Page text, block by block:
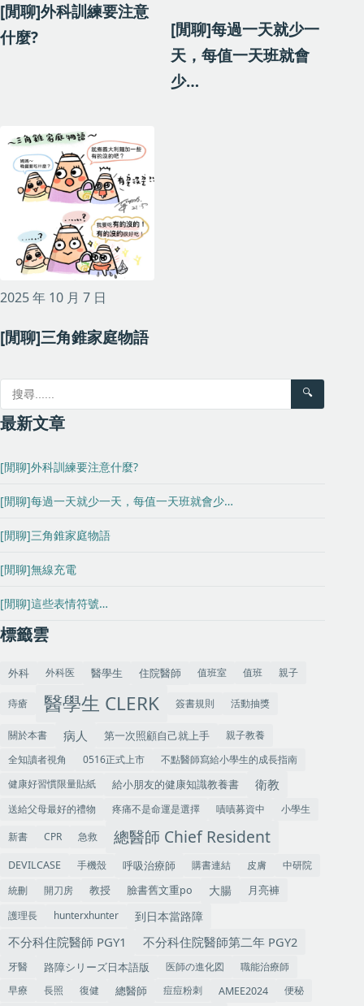
[閒聊]外科訓練要注意
什麼?
[閒聊]每過一天就少一
天，每值一天班就會
少…
2025 年 10 月 7 日
[閒聊]三角錐家庭物語
🔍
最新文章
[閒聊]外科訓練要注意什麼?
[閒聊]每過一天就少一天，每值一天班就會少…
[閒聊]三角錐家庭物語
[閒聊]無線充電
[閒聊]這些表情符號…
標籤雲
外科 外科医 醫學生 住院醫師 值班室 值班 親子
痔瘡 醫學生 CLERK 簽書規則 活動抽獎
關於本書 病人 第一次照顧自己就上手
親子教養
全知讀者視角
0516正式上市
不點醫師寫給小學生的成長指南
健康好習慣限量貼紙
給小朋友的健康知識教養書 衛教
送給父母最好的禮物 疼痛不是命運是選擇 嘖嘖募資中
小學生
新書
CPR 急救 總醫師 Chief Resident
DEVILCASE 手機殼 呼吸治療師 購書連結 皮膚
中研院
統刪
開刀房 教授 臉書舊文重po 大腸
月亮褲
護理長
hunterxhunter 到日本當路障
不分科住院醫師 PGY1 不分科住院醫師第二年 PGY2
牙醫 路障シリーズ日本語版 医師の進化図
職能治療師
早療
長照 復健 總醫師 痘痘粉刺 AMEE2024
便秘